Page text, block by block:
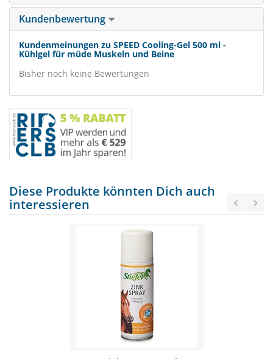
Kundenbewertung
Kundenmeinungen zu SPEED Cooling-Gel 500 ml -
Kühlgel für müde Muskeln und Beine
Bisher noch keine Bewertungen
Diese Produkte könnten Dich auch
interessieren